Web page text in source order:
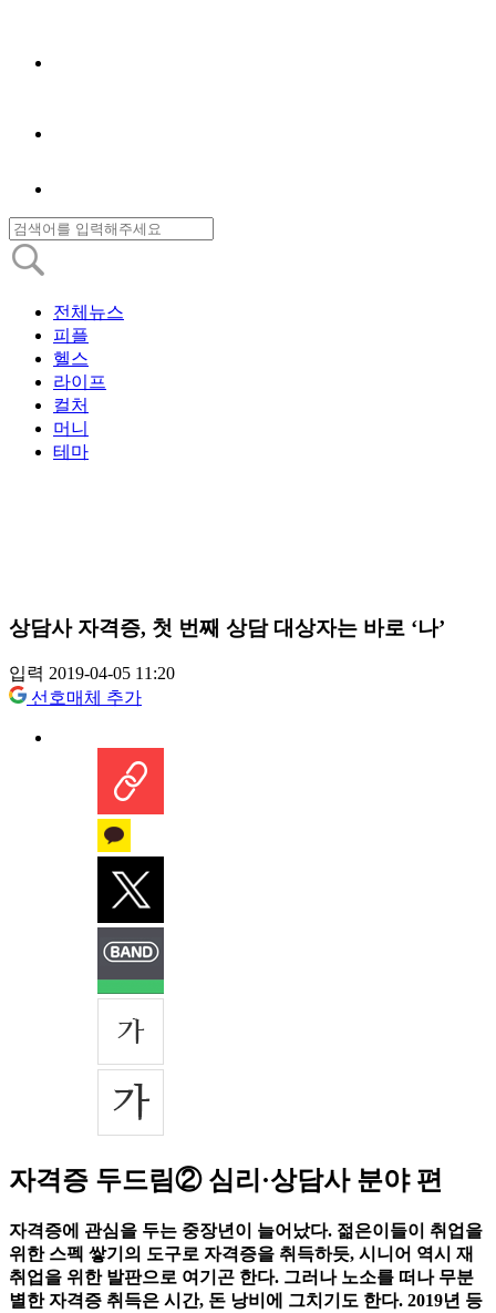
전체뉴스
피플
헬스
라이프
컬처
머니
테마
상담사 자격증, 첫 번째 상담 대상자는 바로 ‘나’
입력 2019-04-05 11:20
선호매체 추가
자격증 두드림② 심리·상담사 분야 편
자격증에 관심을 두는 중장년이 늘어났다. 젊은이들이 취업을
위한 스펙 쌓기의 도구로 자격증을 취득하듯, 시니어 역시 재
취업을 위한 발판으로 여기곤 한다. 그러나 노소를 떠나 무분
별한 자격증 취득은 시간, 돈 낭비에 그치기도 한다. 2019년 등